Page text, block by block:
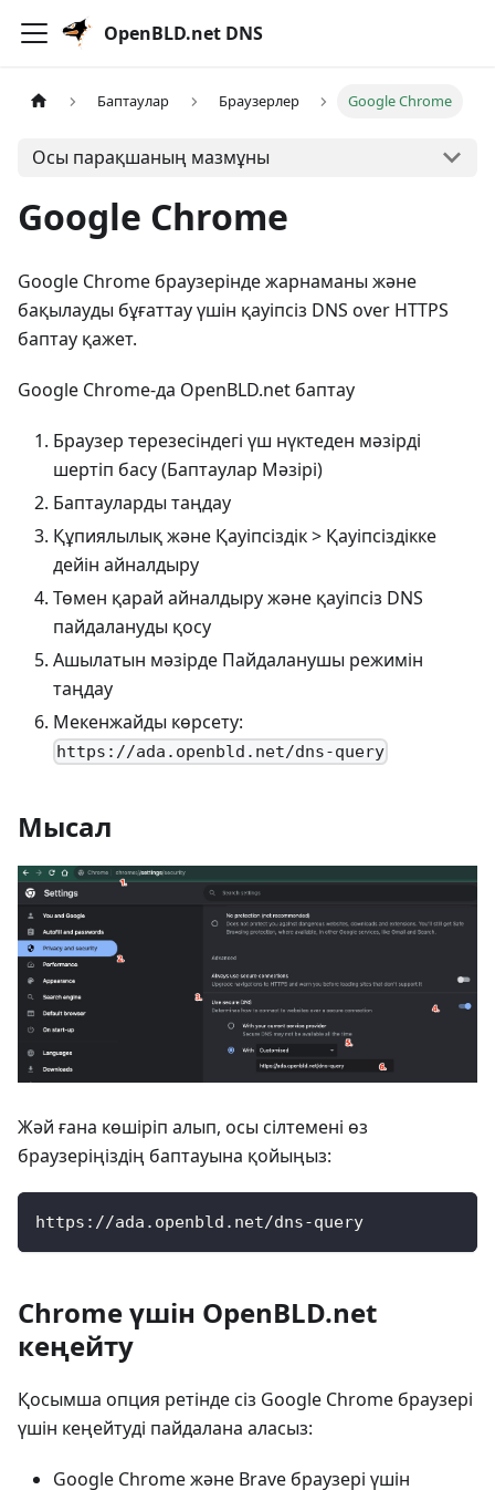
OpenBLD.net DNS
Баптаулар Браузерлер Google Chrome
Осы парақшаның мазмұны
Google Chrome
Google Chrome браузерінде жарнаманы және
бақылауды бұғаттау үшін қауіпсіз DNS over HTTPS
баптау қажет.
Google Chrome-да OpenBLD.net баптау
Браузер терезесіндегі үш нүктеден мәзірді
шертіп басу (Баптаулар Мәзірі)
Баптауларды таңдау
Құпиялылық және Қауіпсіздік > Қауіпсіздікке
дейін айналдыру
Төмен қарай айналдыру және қауіпсіз DNS
пайдалануды қосу
Ашылатын мәзірде Пайдаланушы режимін
таңдау
Мекенжайды көрсету:
https://ada.openbld.net/dns-query
Мысал
Жәй ғана көшіріп алып, осы сілтемені өз
браузеріңіздің баптауына қойыңыз:
https://ada.openbld.net/dns-query
Chrome үшін OpenBLD.net
кеңейту
Қосымша опция ретінде сіз Google Chrome браузері
үшін кеңейтуді пайдалана аласыз:
Google Chrome және Brave браузері үшін